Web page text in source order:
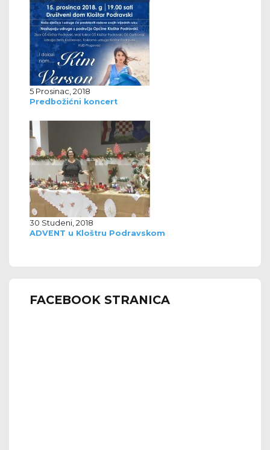
5 Prosinac, 2018
Predbožićni koncert
30 Studeni, 2018
ADVENT u Kloštru Podravskom
FACEBOOK STRANICA